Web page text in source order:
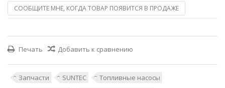
СООБЩИТЕ МНЕ, КОГДА ТОВАР ПОЯВИТСЯ В ПРОДАЖЕ
Печать Добавить к сравнению
Запчасти SUNTEC
Топливные насосы